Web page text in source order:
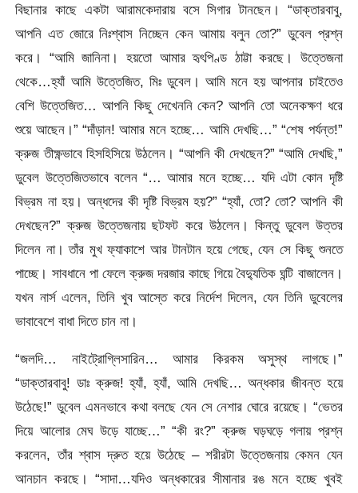
বিছানার কাছে একটা আরামকেদারায় বসে সিগার টানছেন। “ডাক্তারবাবু,
আপনি এত জোরে নিঃশ্বাস নিচ্ছেন কেন আমায় বলুন তো?” ডুবেল প্রশ্ন
করে। “আমি জানিনা। হয়তো আমার হৃৎপিণ্ড ঠাট্টা করছে। উত্তেজনা
থেকে…হ্যাঁ আমি উত্তেজিত, মিঃ ডুবেল। আমি মনে হয় আপনার চাইতেও
বেশি উত্তেজিত… আপনি কিছু দেখেননি কেন? আপনি তো অনেকক্ষণ ধরে
শুয়ে আছেন।” “দাঁড়ান! আমার মনে হচ্ছে… আমি দেখছি…” “শেষ পর্যন্ত!”
ক্রুজ তীক্ষ্ণভাবে হিসহিসিয়ে উঠলেন। “আপনি কী দেখছেন?” “আমি দেখছি,”
ডুবেল উত্তেজিতভাবে বলেন “… আমার মনে হচ্ছে… যদি এটা কোন দৃষ্টি
বিভ্রম না হয়। অন্ধদের কী দৃষ্টি বিভ্রম হয়?” “হ্যাঁ, তো? তো? আপনি কী
দেখছেন?” ক্রুজ উত্তেজনায় ছটফট করে উঠলেন। কিন্তু ডুবেল উত্তর
দিলেন না। তাঁর মুখ ফ্যাকাশে আর টানটান হয়ে গেছে, যেন সে কিছু শুনতে
পাচ্ছে। সাবধানে পা ফেলে ক্রুজ দরজার কাছে গিয়ে বৈদ্যুতিক ঘন্টি বাজালেন।
যখন নার্স এলেন, তিনি খুব আস্তে করে নির্দেশ দিলেন, যেন তিনি ডুবেলের
ভাবাবেশে বাধা দিতে চান না।
“জলদি… নাইট্রোগ্লিসারিন… আমার কিরকম অসুস্থ লাগছে।”
“ডাক্তারবাবু! ডাঃ ক্রুজ! হ্যাঁ, হ্যাঁ, আমি দেখছি… অন্ধকার জীবন্ত হয়ে
উঠেছে!” ডুবেল এমনভাবে কথা বলছে যেন সে নেশার ঘোরে রয়েছে। “ভেতর
দিয়ে আলোর মেঘ উড়ে যাচ্ছে…” “কী রং?” ক্রুজ ঘড়ঘড়ে গলায় প্রশ্ন
করলেন, তাঁর শ্বাস দ্রুত হয়ে উঠেছে – শরীরটা উত্তেজনায় কেমন যেন
আনচান করছে। “সাদা…যদিও অন্ধকারের সীমানার রঙ মনে হচ্ছে খুবই